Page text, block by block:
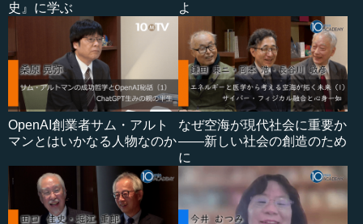
史』に学ぶ
よ
OpenAI創業者サム・アルト
マンとはいかなる人物なのか
なぜ空海が現代社会に重要か
――新しい社会の創造のため
に